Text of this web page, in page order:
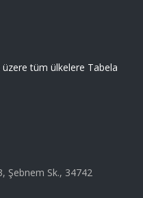
tüm ülkelere Tabela
Şebnem Sk., 34742